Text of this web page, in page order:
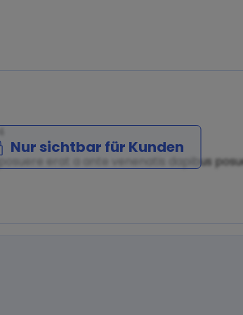
erat a ante venenatis dapibus
Nur sichtbar für Kunden